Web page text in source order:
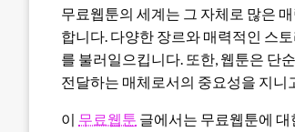
무료웹툰의 세계는 그 자체로 많은
합니다. 다양한 장르와 매력적인 스
를 불러일으킵니다. 또한, 웹툰은 단
전달하는 매체로서의 중요성을 지니
이 무료웹툰 글에서는 무료웹툰에